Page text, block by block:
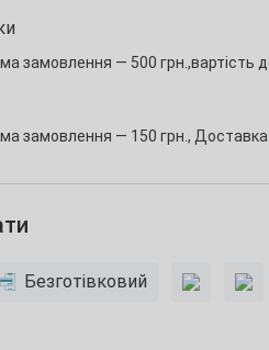
замовлення — 500 грн.,вартість
замовлення — 150 грн.,
Безготівковий